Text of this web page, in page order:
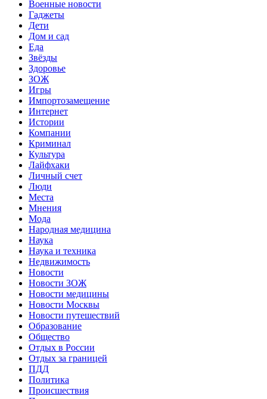
Военные новости
Гаджеты
Дети
Дом и сад
Еда
Звёзды
Здоровье
ЗОЖ
Игры
Импортозамещение
Интернет
Истории
Компании
Криминал
Культура
Лайфхаки
Личный счет
Люди
Места
Мнения
Мода
Народная медицина
Наука
Наука и техника
Недвижимость
Новости
Новости ЗОЖ
Новости медицины
Новости Москвы
Новости путешествий
Образование
Общество
Отдых в России
Отдых за границей
ПДД
Политика
Происшествия